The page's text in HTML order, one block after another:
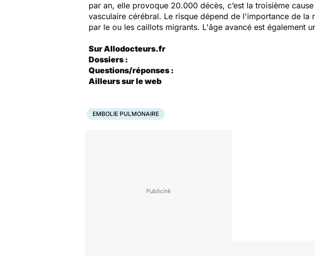
par an, elle provoque 20.000 décès, c’est la troisième
vasculaire cérébral. Le risque dépend de l'importance de
par le ou les caillots migrants. L'âge avancé est également
Sur Allodocteurs.fr
Dossiers :
Questions/réponses :
Ailleurs sur le web
EMBOLIE PULMONAIRE